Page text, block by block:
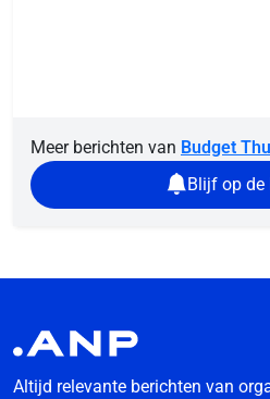
Meer berichten van Budget
Blijf op de
Altijd relevante berichten van